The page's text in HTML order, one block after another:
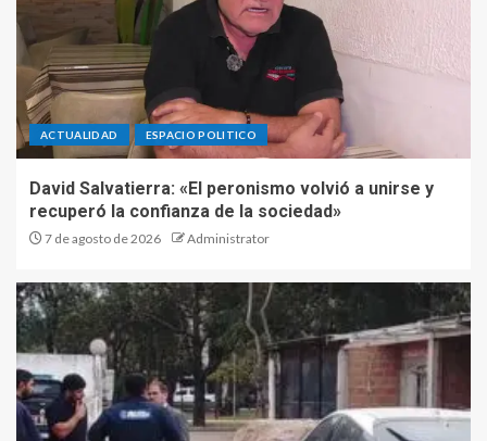
ACTUALIDAD ESPACIO POLITICO
David Salvatierra: «El peronismo volvió a unirse y
recuperó la confianza de la sociedad»
7 de agosto de 2026 Administrator